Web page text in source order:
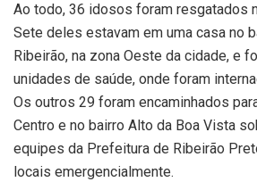
Ao todo, 36 idosos foram resgatados
Sete deles estavam em uma casa no
Ribeirão, na zona Oeste da cidade, e
unidades de saúde, onde foram
Os outros 29 foram encaminhados
Centro e no bairro Alto da Boa Vista
equipes da Prefeitura de Ribeirão
locais emergencialmente.